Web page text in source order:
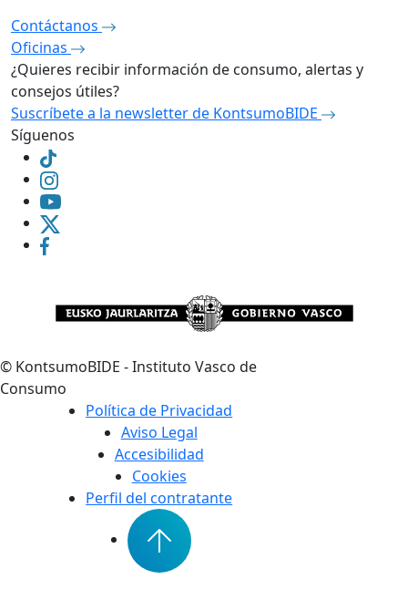
Contáctanos
Oficinas
¿Quieres recibir información de consumo, alertas y
consejos útiles?
Suscríbete a la newsletter de KontsumoBIDE
Síguenos
© KontsumoBIDE - Instituto Vasco de
Consumo
Política de Privacidad
Aviso Legal
Accesibilidad
Cookies
Perfil del contratante